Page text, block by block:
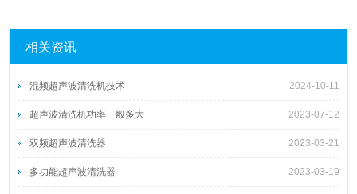
相关资讯
2024-10-11
混频超声波清洗机技术
2023-07-12
超声波清洗机功率一般多大
2023-03-21
双频超声波清洗器
2023-03-19
多功能超声波清洗器